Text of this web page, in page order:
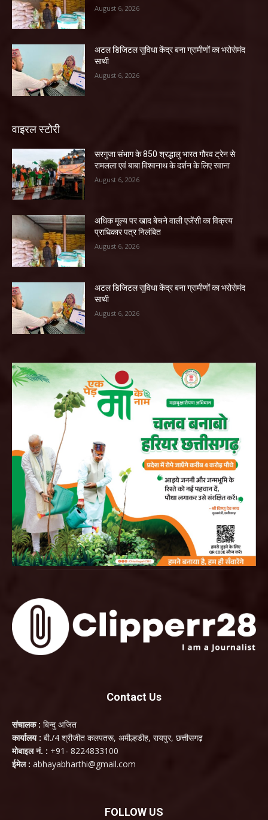
August 6, 2026
अटल डिजिटल सुविधा केंद्र बना ग्रामीणों का भरोसेमंद
साथी
August 6, 2026
वाइरल स्टोरी
सरगुजा संभाग के 850 श्रद्धालु भारत गौरव ट्रेन से
रामलला एवं बाबा विश्वनाथ के दर्शन के लिए रवाना
August 6, 2026
अधिक मूल्य पर खाद बेचने वाली एजेंसी का विक्रय
प्राधिकार पत्र निलंबित
August 6, 2026
अटल डिजिटल सुविधा केंद्र बना ग्रामीणों का भरोसेमंद
साथी
August 6, 2026
Contact Us
संचालक : बिन्दु अजित
कार्यालय : बी./4 श्रीजीत कलपतरू, अमील्हडीह, रायपुर, छत्तीसगढ़
मोबाइल नं. : +91- 8224833100
ईमेल : abhayabharthi@gmail.com
FOLLOW US